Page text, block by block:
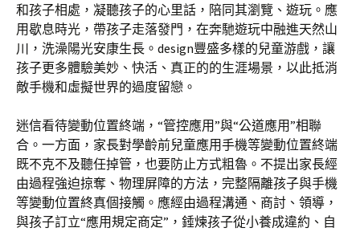
和孩子相處，凝聽孩子的心里話，陪同其瀏覽、遊玩。應
用歇息時光，帶孩子走落發門，在奔馳遊玩中融進天然山
川，洗澡陽光安康生長。design豐盛多樣的兒童游戲，讓
孩子更多體驗美妙、快活、真正的的生涯場景，以此抵消
敵手機和虛擬世界的過度留戀。
迷信看待變動位置終端，“管控應用”與“公道應用”相聯
合。一方面，家長對學齡前兒童應用手機等變動位置終端
既不克不及聽任掉管，也要防止方式粗魯。不提出家長經
由過程強迫掠奪、物理屏障的方法，完整隔離孩子與手機
等變動位置終真個接觸。應經由過程溝通、商討、領導，
與孩子訂立“應用規定商定”，錘煉孩子從小養成違約、自